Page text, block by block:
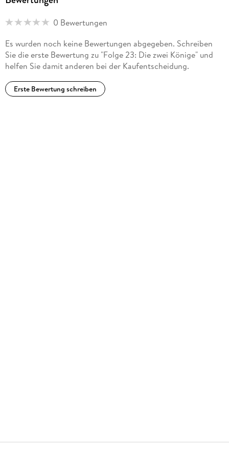
0 Bewertungen
Es wurden noch keine Bewertungen abgegeben. Schreiben
Sie die erste Bewertung zu "Folge 23: Die zwei Könige" und
helfen Sie damit anderen bei der Kaufentscheidung.
Erste Bewertung schreiben